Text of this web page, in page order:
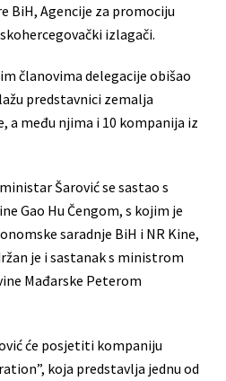
BiH, Agencije za promociju
izlagači.
članovima delegacije obišao
predstavnici zemalja
a među njima i 10 kompanija iz
Šarović se sastao s
Gao Hu Čengom, s kojim je
saradnje BiH i NR Kine,
je i sastanak s ministrom
Mađarske Peterom
će posjetiti kompaniju
koja predstavlja jednu od